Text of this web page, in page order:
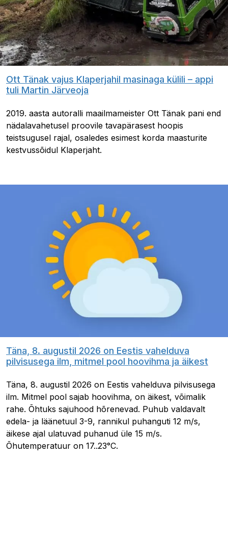
Ott Tänak vajus Klaperjahil masinaga külili – appi
tuli Martin Järveoja
2019. aasta autoralli maailmameister Ott Tänak pani end
nädalavahetusel proovile tavapärasest hoopis
teistsugusel rajal, osaledes esimest korda maasturite
kestvussõidul Klaperjaht.
Täna, 8. augustil 2026 on Eestis vahelduva
pilvisusega ilm, mitmel pool hoovihma ja äikest
Täna, 8. augustil 2026 on Eestis vahelduva pilvisusega
ilm. Mitmel pool sajab hoovihma, on äikest, võimalik
rahe. Õhtuks sajuhood hõrenevad. Puhub valdavalt
edela- ja läänetuul 3-9, rannikul puhanguti 12 m/s,
äikese ajal ulatuvad puhanud üle 15 m/s.
Õhutemperatuur on 17..23°C.